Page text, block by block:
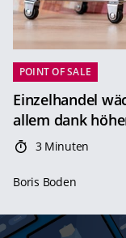
POINT OF SALE
Einzelhandel
allem dank
3 Minuten
Boris Boden